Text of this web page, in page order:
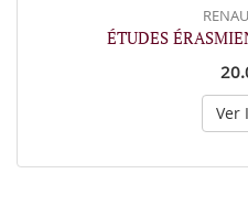
ÉTUDES
Ver